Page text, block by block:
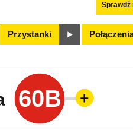
Sprawdź
Przystanki
60B